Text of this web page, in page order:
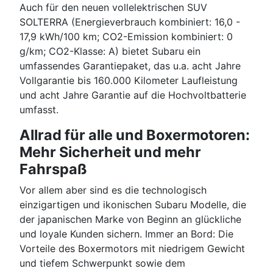
Auch für den neuen vollelektrischen SUV
SOLTERRA (Energieverbrauch kombiniert: 16,0 -
17,9 kWh/100 km; CO2-Emission kombiniert: 0
g/km; CO2-Klasse: A) bietet Subaru ein
umfassendes Garantiepaket, das u.a. acht Jahre
Vollgarantie bis 160.000 Kilometer Laufleistung
und acht Jahre Garantie auf die Hochvoltbatterie
umfasst.
Allrad für alle und Boxermotoren:
Mehr Sicherheit und mehr
Fahrspaß
Vor allem aber sind es die technologisch
einzigartigen und ikonischen Subaru Modelle, die
der japanischen Marke von Beginn an glückliche
und loyale Kunden sichern. Immer an Bord: Die
Vorteile des Boxermotors mit niedrigem Gewicht
und tiefem Schwerpunkt sowie dem